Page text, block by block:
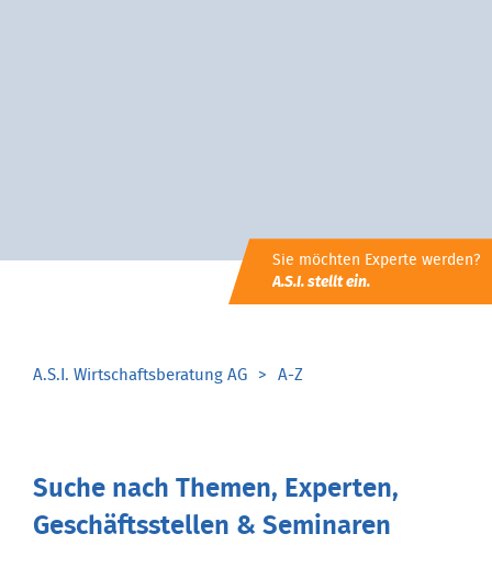
Sie möchten Experte werden?
A.S.I. stellt ein.
A.S.I. Wirtschaftsberatung AG A-Z
Suche nach Themen, Experten,
Geschäftsstellen & Seminaren